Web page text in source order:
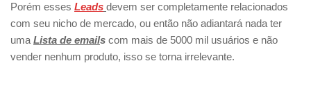
Porém esses Leads devem ser completamente relacionados
com seu nicho de mercado, ou então não adiantará nada ter
uma Lista de emails com mais de 5000 mil usuários e não
vender nenhum produto, isso se torna irrelevante.